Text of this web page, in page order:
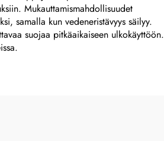
Mukauttamismahdollisuudet
samalla kun vedeneristävyys säilyy.
suojaa pitkäaikaiseen ulkokäyttöön.